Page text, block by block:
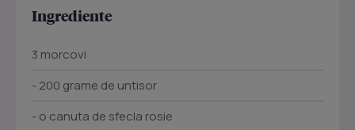
Ingrediente
3 morcovi
- 200 grame de untisor
- o canuta de sfecla rosie